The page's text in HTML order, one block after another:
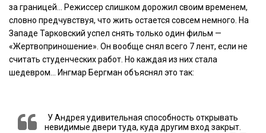
за границей… Режиссер слишком дорожил своим временем,
словно предчувствуя, что жить остается совсем немного. На
Западе Тарковский успел снять только один фильм —
«Жертвоприношение». Он вообще снял всего 7 лент, если не
считать студенческих работ. Но каждая из них стала
шедевром… Ингмар Бергман объяснял это так:
У Андрея удивительная способность открывать
невидимые двери туда, куда другим вход закрыт.